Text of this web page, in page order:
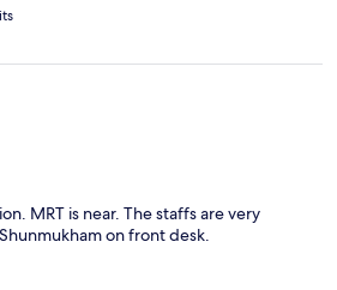
MRT is near. The staffs are very
on front desk.